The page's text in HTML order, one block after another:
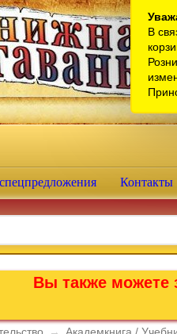
Контакты
Вы также можете
В